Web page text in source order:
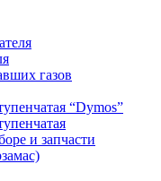
газов
“Dymos”
и запчасти